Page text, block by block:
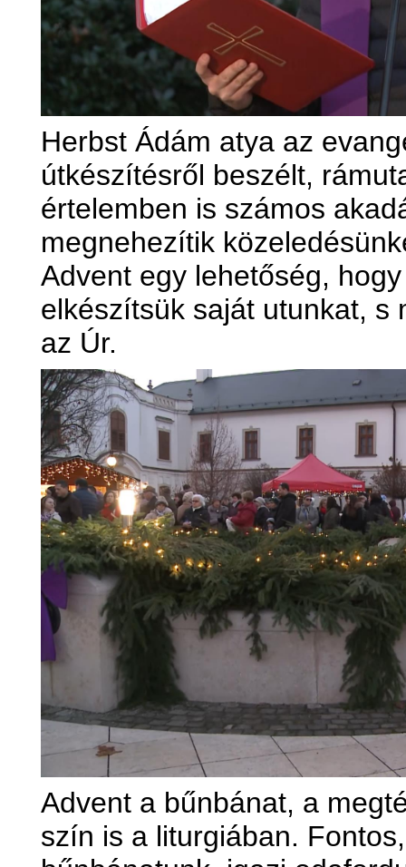
Herbst Ádám atya az
útkészítésről beszélt,
értelemben is számos
megnehezítik
Advent egy lehetőség,
elkészítsük saját utunkat, s
az Úr.
Advent a bűnbánat, a
szín is a liturgiában.